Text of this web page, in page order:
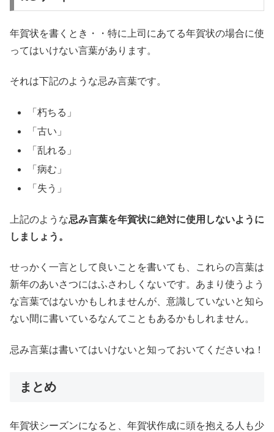
年賀状を書くとき・・特に上司にあてる年賀状の場合に使
ってはいけない言葉があります。
それは下記のような忌み言葉です。
「朽ちる」
「古い」
「乱れる」
「病む」
「失う」
上記のような忌み言葉を年賀状に絶対に使用しないように
しましょう。
せっかく一言として良いことを書いても、これらの言葉は
新年のあいさつにはふさわしくないです。あまり使うよう
な言葉ではないかもしれませんが、意識していないと知ら
ない間に書いているなんてこともあるかもしれません。
忌み言葉は書いてはいけないと知っておいてくださいね！
まとめ
年賀状シーズンになると、年賀状作成に頭を抱える人も少